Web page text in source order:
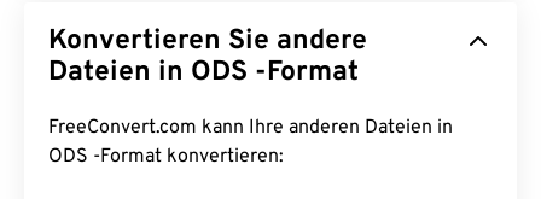
Konvertieren Sie andere
Dateien in ODS -Format
FreeConvert.com kann Ihre anderen Dateien in
ODS -Format konvertieren: